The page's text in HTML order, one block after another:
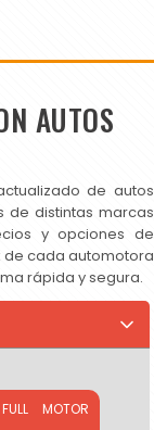
AUTOS
de autos
de distintas marcas
y opciones de
de cada automotora
rápida y segura.
MOTOR